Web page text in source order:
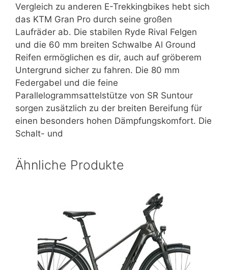
Vergleich zu anderen E-Trekkingbikes hebt sich
das KTM Gran Pro durch seine großen
Laufräder ab. Die stabilen Ryde Rival Felgen
und die 60 mm breiten Schwalbe Al Ground
Reifen ermöglichen es dir, auch auf gröberem
Untergrund sicher zu fahren. Die 80 mm
Federgabel und die feine
Parallelogrammsattelstütze von SR Suntour
sorgen zusätzlich zu der breiten Bereifung für
einen besonders hohen Dämpfungskomfort. Die
Schalt- und
Ähnliche Produkte